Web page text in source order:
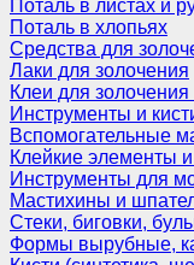
Поталь в листах и
Поталь в хлопьях
Средства для
Лаки для золочения
Клеи для
Инструменты и
Вспомогательные
Клейкие элементы и
Инструменты для
Мастихины и
Стеки, биговки,
Формы вырубные,